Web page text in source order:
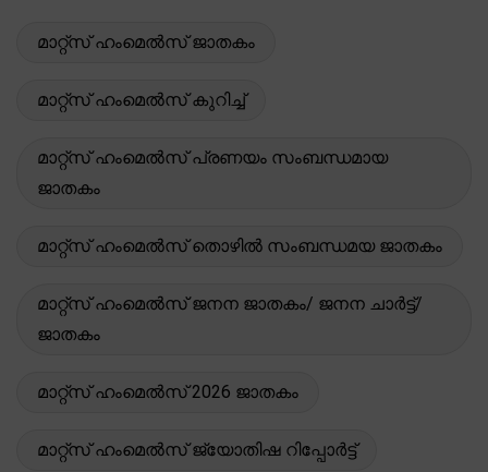
മാറ്റ്സ് ഹംമെൽസ് ജാതകം
മാറ്റ്സ് ഹംമെൽസ് കുറിച്ച്
മാറ്റ്സ് ഹംമെൽസ് പ്രണയം സംബന്ധമായ
ജാതകം
മാറ്റ്സ് ഹംമെൽസ് തൊഴിൽ സംബന്ധമയ ജാതകം
മാറ്റ്സ് ഹംമെൽസ് ജനന ജാതകം/ ജനന ചാർട്ട്/
ജാതകം
മാറ്റ്സ് ഹംമെൽസ് 2026 ജാതകം
മാറ്റ്സ് ഹംമെൽസ് ജ്യോതിഷ റിപ്പോർട്ട്